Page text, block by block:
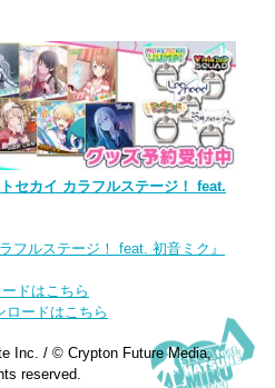
セカイ カラフルステージ！ feat.
フルステージ！ feat. 初音ミク』
ドはこちら
ードはこちら
Inc. / © Crypton Future Media,
reserved.